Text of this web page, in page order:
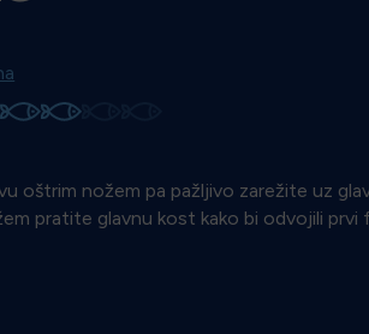
oštrim nožem pa pažljivo zarežite uz
pratite glavnu kost kako bi odvojili prvi